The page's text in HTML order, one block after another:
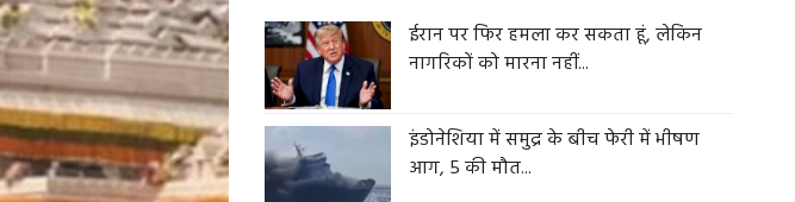
ईरान पर फिर हमला कर सकता हूं, लेकिन
नागरिकों को मारना नहीं...
इंडोनेशिया में समुद्र के बीच फेरी में भीषण
आग, 5 की मौत...